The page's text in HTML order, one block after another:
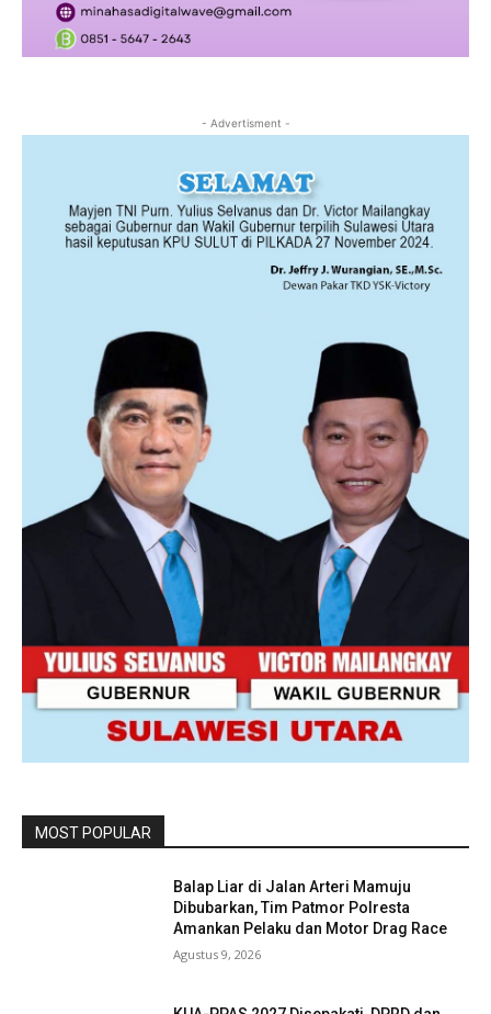
- Advertisment -
MOST POPULAR
Balap Liar di Jalan Arteri Mamuju
Dibubarkan, Tim Patmor Polresta
Amankan Pelaku dan Motor Drag Race
Agustus 9, 2026